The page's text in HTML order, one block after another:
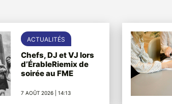
ACTUALITÉS
Chefs, DJ et VJ lors
d’ÉrableRiemix de
soirée au FME
7 AOÛT 2026 | 14:13